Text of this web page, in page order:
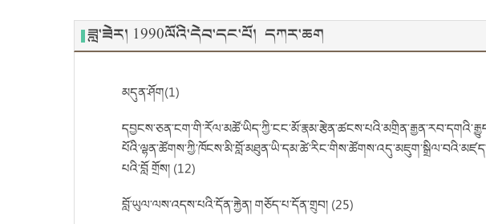
ཟླ་ཟེར། 1990ལོའི་དེབ་དང་པོ། དཀར་ཆག
མདུན་ཤོག(1)
པའི་བློ གྲོས། (12)
བློ་ཡུལ་ལས་འདས་པའི་དོན་རྐྱེན། གཅོད་པ་དོན་གྲུབ། (25)